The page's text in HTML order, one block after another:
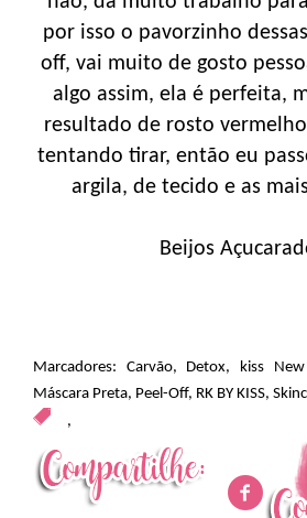
por isso o pavorzinho
off, vai muito de gosto
algo assim, ela é perfeita,
resultado de rosto
tentando tirar, então eu
argila, de tecido e as
Beijos
Marcadores: Carvão, Detox, kiss
Máscara Preta, Peel-Off, RK BY KISS,
,